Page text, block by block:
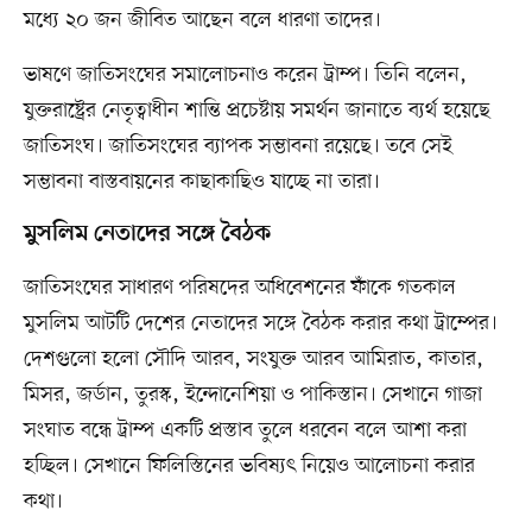
মধ্যে ২০ জন জীবিত আছেন বলে ধারণা তাদের।
ভাষণে জাতিসংঘের সমালোচনাও করেন ট্রাম্প। তিনি বলেন,
যুক্তরাষ্ট্রের নেতৃত্বাধীন শান্তি প্রচেষ্টায় সমর্থন জানাতে ব্যর্থ হয়েছে
জাতিসংঘ। জাতিসংঘের ব্যাপক সম্ভাবনা রয়েছে। তবে সেই
সম্ভাবনা বাস্তবায়নের কাছাকাছিও যাচ্ছে না তারা।
মুসলিম নেতাদের সঙ্গে বৈঠক
জাতিসংঘের সাধারণ পরিষদের অধিবেশনের ফাঁকে গতকাল
মুসলিম আটটি দেশের নেতাদের সঙ্গে বৈঠক করার কথা ট্রাম্পের।
দেশগুলো হলো সৌদি আরব, সংযুক্ত আরব আমিরাত, কাতার,
মিসর, জর্ডান, তুরস্ক, ইন্দোনেশিয়া ও পাকিস্তান। সেখানে গাজা
সংঘাত বন্ধে ট্রাম্প একটি প্রস্তাব তুলে ধরবেন বলে আশা করা
হচ্ছিল। সেখানে ফিলিস্তিনের ভবিষ্যৎ নিয়েও আলোচনা করার
কথা।